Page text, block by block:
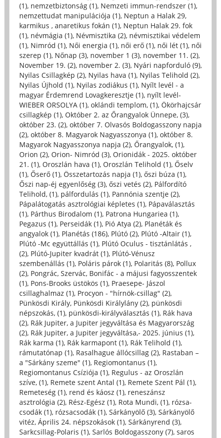
(1), nemzetbiztonság (1), Nemzeti immun-rendszer (1),
nemzettudat manipulációja (1), Neptun a Halak 29,
karmikus , anaretikus fokán (1), Neptun Halak 29. fok
(1), névmágia (1), Névmisztika (2), névmisztikai védelem
(1), Nimród (1), Női energia (1), női erő (1), női lét (1), női
szerep (1), Nőnap (3), november 1 (3), november 11. (2),
November 19. (2), november 2. (3), Nyári napforduló (9),
Nyilas Csillagkép (2), Nyilas hava (1), Nyilas Telihold (2),
Nyilas Újhold (1), Nyilas zodiákus (1), Nyílt levél - a
magyar Érdemrend Lovagkeresztje (1), nyílt levél-
WIEBER ORSOLYA (1), oklándi templom, (1), Ökörhajcsár
csillagkép (1), Október 2. az Őrangyalok Ünnepe, (3),
október 23. (2), október 7. Olvasós Boldogasszony napja
(2), október 8. Magyarok Nagyasszonya (1), október 8.
Magyarok Nagyasszonya napja (2), Őrangyalok, (1),
Orion (2), Orion- Nimród (3), Orionidák - 2025. október
21. (1), Oroszlán hava (1), Oroszlán Telihold (1), Őselv
(1), Őserő (1), Összetartozás napja (1), őszi búza (1),
Őszi nap-éj egyenlőség (3), őszi vetés (2), Pálfordító
Telihold, (1), pálfordulás (1), Pannónia szentje (2),
Pápalátogatás asztrológiai képletes (1), Pápaválasztás
(1), Párthus Birodalom (1), Patrona Hungariea (1),
Pegazus (1), Perseidák (1), Pió Atya (2), Planéták és
angyalok (1), Planétás (186), Plútó (2), Plútó -Altair (1),
Plútó -Mc együttállás (1), Plútó Oculus - tisztánlátás ,
(2), Plútó-Jupiter kvadrát (1), Plútó-Vénusz
szembenállás (1), Poláris párok (1), Polaritás (8), Pollux
(2), Pongrác, Szervác, Bonifác - a májusi fagyosszentek
(1), Pons-Brooks üstökös (1), Praesepe- Jászol
csillaghalmaz (1), Procyon - "hírnök-csillag" (2),
Pünkösdi Király, Pünkösdi Királylány (2), pünkösdi
népszokás, (1), pünkösdi-királyválasztás (1), Rák hava
(2), Rák Jupiter, a Jupiter jegyváltása és Magyarország
(2), Rák Jupiter, a Jupiter jegyváltása,- 2025. június (1),
Rák karma (1), Rák karmapont (1), Rák Telihold (1),
rámutatónap (1), Rasalhague állócsillag (2), Rastaban –
a "Sárkány szeme" (1), Regiomontanus (1),
Regiomontanus Csíziója (1), Regulus - az Oroszlán
szíve, (1), Remete szent Antal (1), Remete Szent Pál (1),
Remeteség (1), rend és káosz (1), reneszánsz
asztrológia (2), Rész-Egész (1), Rota Mundi, (1), rózsa-
csodák (1), rózsacsodák (1), Sárkányölő (3), Sárkányölő
vitéz, Április 24. népszokások (1), Sárkányrend (3),
Sarkcsillag-Polaris (1), Sarlós Boldogasszony (7), saros